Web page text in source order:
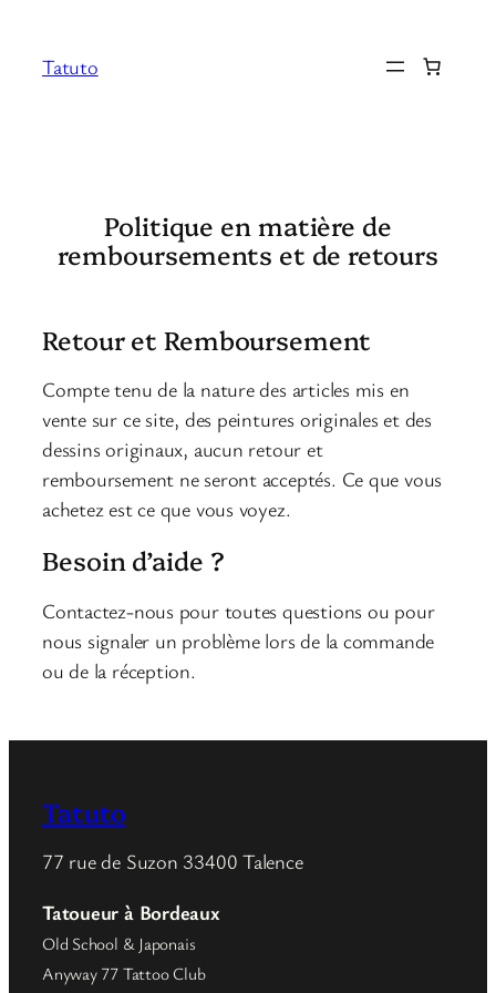
contenu
Tatuto
Politique en matière de
remboursements et de retours
Retour et Remboursement
Compte tenu de la nature des articles mis en
vente sur ce site, des peintures originales et des
dessins originaux, aucun retour et
remboursement ne seront acceptés. Ce que vous
achetez est ce que vous voyez.
Besoin d’aide ?
Contactez-nous pour toutes questions ou pour
nous signaler un problème lors de la commande
ou de la réception.
Tatuto
77 rue de Suzon 33400 Talence
Tatoueur à Bordeaux
Old School & Japonais
Anyway 77 Tattoo Club